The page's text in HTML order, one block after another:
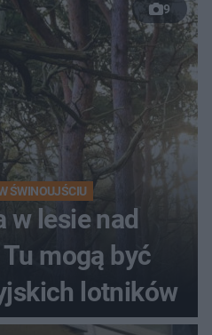
9
ŚWINOUJŚCIU
w lesie nad
mogą być
lotników